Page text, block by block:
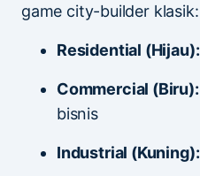
game city-builder klasik:
Residential (Hijau):
Commercial (Biru):
bisnis
Industrial (Kuning):